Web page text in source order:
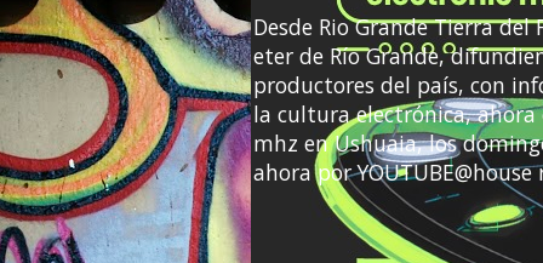
Desde Rio Grande Tierra
eter de Río Grande,
productores del país, con
la cultura electrónica, ahora
mhz en Ushuaia, los
ahora por